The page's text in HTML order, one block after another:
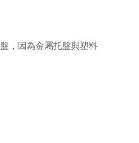
，因為金屬托盤與塑料